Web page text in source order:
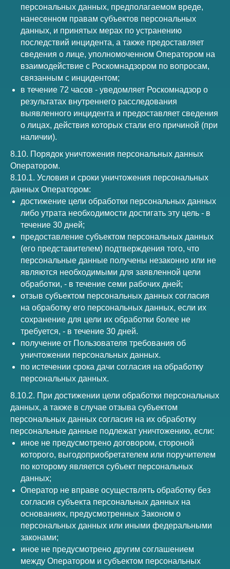
персональных данных, предполагаемом вреде,
нанесенном правам субъектов персональных
данных, и принятых мерах по устранению
последствий инцидента, а также предоставляет
сведения о лице, уполномоченном Оператором на
взаимодействие с Роскомнадзором по вопросам,
связанным с инцидентом;
в течение 72 часов - уведомляет Роскомнадзор о
результатах внутреннего расследования
выявленного инцидента и предоставляет сведения
о лицах, действия которых стали его причиной (при
наличии).
8.10. Порядок уничтожения персональных данных
Оператором.
8.10.1. Условия и сроки уничтожения персональных
данных Оператором:
достижение цели обработки персональных данных
либо утрата необходимости достигать эту цель - в
течение 30 дней;
предоставление субъектом персональных данных
(его представителем) подтверждения того, что
персональные данные получены незаконно или не
являются необходимыми для заявленной цели
обработки, - в течение семи рабочих дней;
отзыв субъектом персональных данных согласия
на обработку его персональных данных, если их
сохранение для цели их обработки более не
требуется, - в течение 30 дней.
получение от Пользователя требования об
уничтожении персональных данных.
по истечении срока дачи согласия на обработку
персональных данных.
8.10.2. При достижении цели обработки персональных
данных, а также в случае отзыва субъектом
персональных данных согласия на их обработку
персональные данные подлежат уничтожению, если:
иное не предусмотрено договором, стороной
которого, выгодоприобретателем или поручителем
по которому является субъект персональных
данных;
Оператор не вправе осуществлять обработку без
согласия субъекта персональных данных на
основаниях, предусмотренных Законом о
персональных данных или иными федеральными
законами;
иное не предусмотрено другим соглашением
между Оператором и субъектом персональных